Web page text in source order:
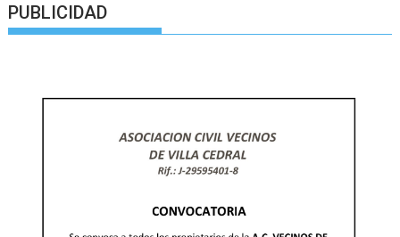
PUBLICIDAD